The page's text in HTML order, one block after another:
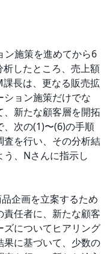
施策を進めてから6
したところ、売上額
長は、更なる販売拡
ョン施策だけでな
、新たな顧客層を開拓
次の(1)〜(6)の手順
を行い、その分析結
、Nさんに指示し
企画を立案するため
任者に、新たな顧客
についてヒアリング
果に基づいて、少数の